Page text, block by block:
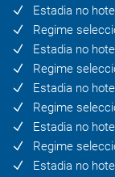
Estadia no
Regime
Estadia no
Regime
Estadia no
Regime
Estadia no
Regime
Estadia no